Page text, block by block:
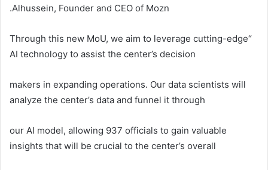
Alhussein, Founder and CEO of Mozn.
“Through this new MoU, we aim to leverage cutting-edge
AI technology to assist the center’s decision
makers in expanding operations. Our data scientists will
analyze the center’s data and funnel it through
our AI model, allowing 937 officials to gain valuable
insights that will be crucial to the center’s overall